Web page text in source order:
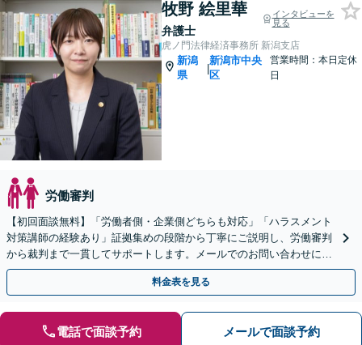
牧野 絵里華
弁護士
インタビューを
見る
虎ノ門法律経済事務所 新潟支店
新潟
県
|
新潟市中央
区
営業時間：本日定休
日
労働審判
【初回面談無料】「労働者側・企業側どちらも対応」「ハラスメント
対策講師の経験あり」証拠集めの段階から丁寧にご説明し、労働審判
から裁判まで一貫してサポートします。メールでのお問い合わせにも
即日対応【WEB面談対応】
料金表を見る
電話で面談予約 メールで面談予約